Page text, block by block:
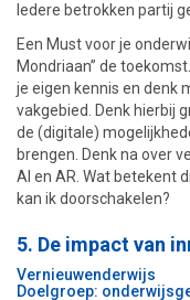
Iedere betrokken partij
Een Must voor je
Mondriaan” de
je eigen kennis en denk
vakgebied. Denk hierbij
de (digitale)
brengen. Denk na over
AI en AR. Wat betekent
kan ik doorschakelen?
5. De impact van
Vernieuwenderwijs
Doelgroep: